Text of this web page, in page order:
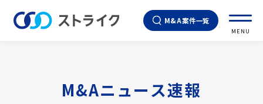
M&A案件一覧
MENU
M&Aニュース速報